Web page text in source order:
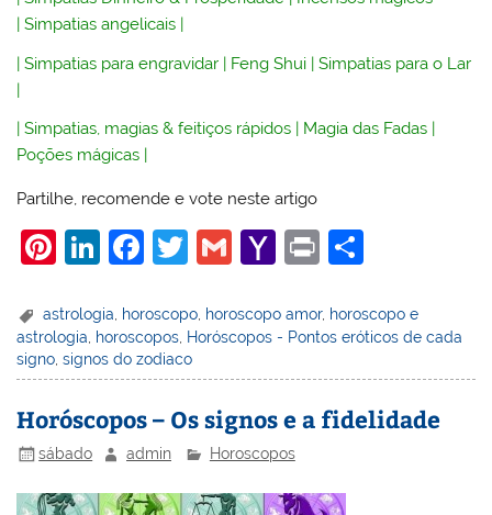
|Simpatias angelicais
|Simpatias para engravidar | Feng Shui |Simpatias para o Lar
|
|Simpatias, magias & feitiços rápidos | Magia das Fadas |
Poções mágicas |
Partilhe, recomende e vote neste artigo
Pi
er
e
st
Li
k
e
dI
n
F
c
e
b
o
o
k
T
itt
er
G
ai
l
Y
h
o
o
M
ai
l
Pr
t
ar
e
astrologia horoscopo horoscopo amor, horoscopo e
astrologia, horoscopos, Horóscopos - Pontos eróticos de cada
signo,signos do zodiaco
Horóscopos – Os signos e a fidelidade
sábado admin Horoscopos